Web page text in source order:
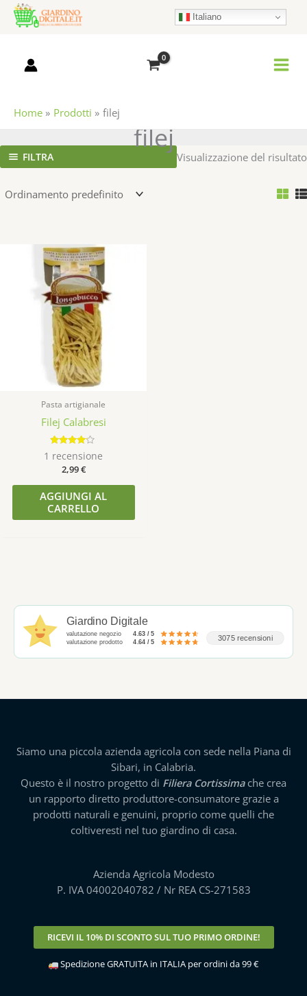
Italiano
Home Prodotti filej
filej
FILTRA Visualizzazione del risultato
Pasta artigianale
Filej Calabresi
Valutato
4.00
su 5
1 recensione
2,99€
AGGIUNGI AL
CARRELLO
Giardino Digitale
valutazione negozio
4.63 / 5
valutazione prodotto
4.64 / 5 3075 recensioni
Siamo una piccola azienda agricola con sede nella Piana di
Sibari, in Calabria.
Questo è il nostro progetto di Filiera Cortissimache crea
un rapporto diretto produttore-consumatore grazie a
prodotti naturali e genuini, proprio come quelli che
coltiveresti nel tuo giardino di casa.
Azienda Agricola Modesto
P. IVA 04002040782 / Nr REA CS-271583
RICEVI IL 10% DI SCONTOSUL TUO PRIMO ORDINE!
Spedizione GRATUITA in ITALIA per ordini da 99 €